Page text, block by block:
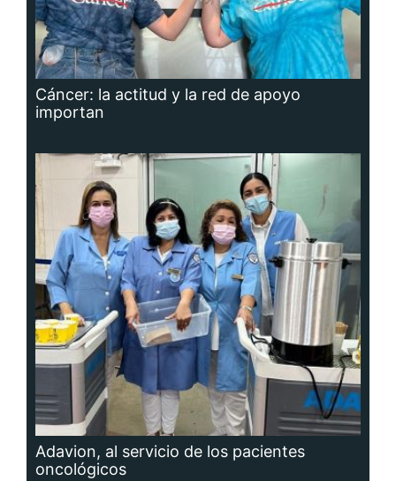
Cáncer: la actitud y la red de apoyo
importan
Adavion, al servicio de los pacientes
oncológicos